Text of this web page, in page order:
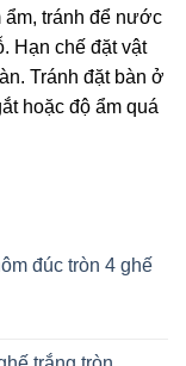
tránh để nước
Hạn chế đặt vật
Tránh đặt bàn ở
hoặc độ ẩm quá
đúc tròn 4 ghế